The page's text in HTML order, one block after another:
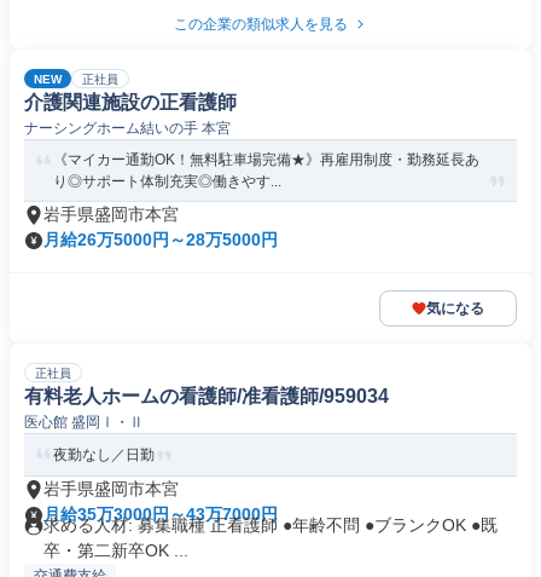
この企業の類似求人を見る
NEW 正社員
介護関連施設の正看護師
ナーシングホーム結いの手 本宮
《マイカー通勤OK！無料駐車場完備★》再雇用制度・勤務延長あ
り◎サポート体制充実◎働きやす...
岩手県盛岡市本宮
月給26万5000円～28万5000円
気になる
正社員
有料老人ホームの看護師/准看護師/959034
医心館 盛岡Ⅰ・Ⅱ
夜勤なし／日勤
岩手県盛岡市本宮
月給35万3000円～43万7000円
求める人材: 募集職種 正看護師 ●年齢不問 ●ブランクOK ●既
卒・第二新卒OK ...